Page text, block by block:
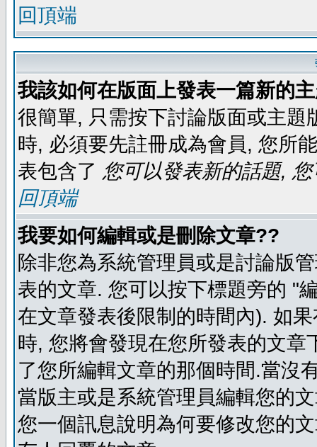
回頂端
我該如何在版面上發表一篇新的
很簡單, 只需按下討論版面或主
時, 必須要先註冊成為會員, 您所
表包含了 您可以發表新的話題,
回頂端
我要如何編輯或是刪除文章??
除非您為系統管理員或是討論版
表的文章. 您可以按下標題旁的 "
在文章發表後限制的時間內). 如
時, 您將會發現在您所發表的文
了您所編輯文章的那個時間.當沒
當版主或是系統管理員編輯您的
您一個訊息說明為何要修改您的